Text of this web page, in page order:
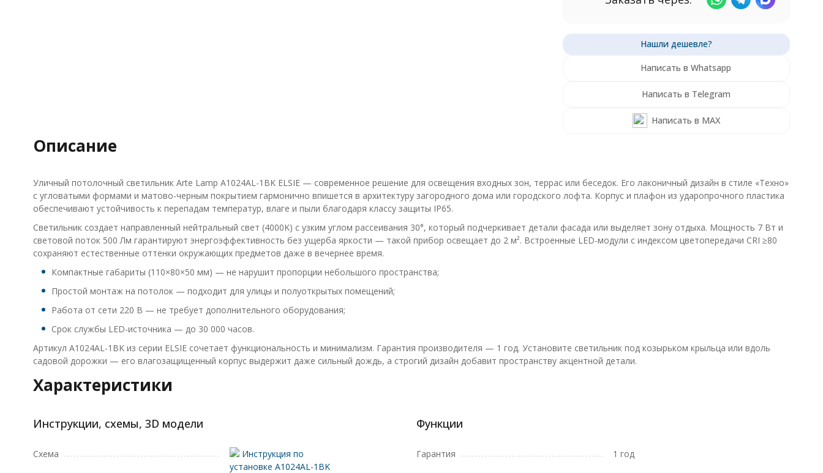
Написать в Whatsapp
Написать в Telegram
Написать в MAX
Описание
Уличный потолочный светильник Arte Lamp A1024AL-1BK ELSIE — современное решение для освещения входных зон, террас или беседок. Его лаконичный дизайн в стиле «Техно»
с угловатыми формами и матово-черным покрытием гармонично впишется в архитектуру загородного дома или городского лофта. Корпус и плафон из ударопрочного пластика
обеспечивают устойчивость к перепадам температур, влаге и пыли благодаря классу защиты IP65.
Светильник создает направленный нейтральный свет (4000K) с узким углом рассеивания 30°, который подчеркивает детали фасада или выделяет зону отдыха. Мощность 7 Вт и
световой поток 500 Лм гарантируют энергоэффективность без ущерба яркости — такой прибор освещает до 2 м². Встроенные LED-модули с индексом цветопередачи CRI ≥80
сохраняют естественные оттенки окружающих предметов даже в вечернее время.
Компактные габариты (110×80×50 мм) — не нарушит пропорции небольшого пространства;
Простой монтаж на потолок — подходит для улицы и полуоткрытых помещений;
Работа от сети 220 В — не требует дополнительного оборудования;
Срок службы LED-источника — до 30 000 часов.
Артикул A1024AL-1BK из серии ELSIE сочетает функциональность и минимализм. Гарантия производителя — 1 год. Установите светильник под козырьком крыльца или вдоль
садовой дорожки — его влагозащищенный корпус выдержит даже сильный дождь, а строгий дизайн добавит пространству акцентной детали.
Характеристики
Инструкции, схемы, 3D модели
Схема
Инструкция по
установке A1024AL-1BK
Функции
Гарантия 1 год